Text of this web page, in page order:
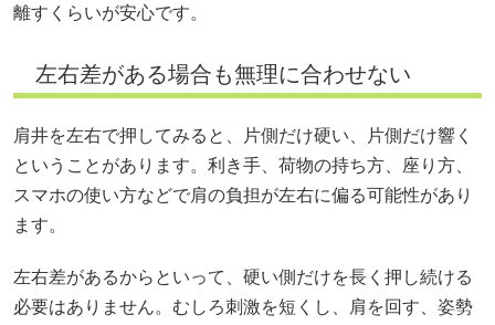
離すくらいが安心です。
左右差がある場合も無理に合わせない
肩井を左右で押してみると、片側だけ硬い、片側だけ響く
ということがあります。利き手、荷物の持ち方、座り方、
スマホの使い方などで肩の負担が左右に偏る可能性があり
ます。
左右差があるからといって、硬い側だけを長く押し続ける
必要はありません。むしろ刺激を短くし、肩を回す、姿勢